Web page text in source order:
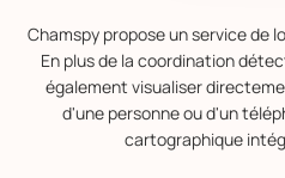
Chamspy propose un service de
En plus de la coordination
également visualiser
d'une personne ou d'un
cartographique